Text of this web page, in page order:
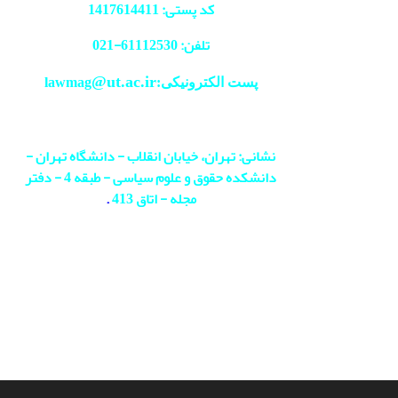
کد پستی: 1417614411
تلفن: 61112530-
021
پست الکترونیکی:lawmag@ut.ac.ir
نشانی: تهران، خیابان انقلاب - دانشگاه تهران -
دانشکده حقوق و علوم سیاسی - طبقه 4 - دفتر
مجله - اتاق 413
.